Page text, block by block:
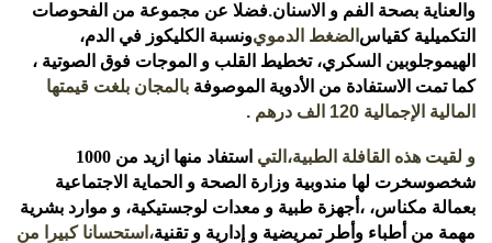
والعناية بصحة الفم و الاسنان.فضلا عن مجموعة من الفحوصات
التكميلية كقياس الضغط الدمويونسبة الكليكوز في الدم،
الهيموجلوبين السكري، تخطيط القلب و الموجات فوق الصوتية ،
كما تمت الاستفادة من الأدوية الموصوفة بالمجان بلغت قيمتها
المالية الإجمالية 120 الف درهم .
و لقيت هذه القافلة الطبية،التي
استفاد منها ازيد من 1000
شخصوسخرت لها مندوبية وزارة الصحة و الحماية الاجتماعية
بعمالة مكناس، ،أجهزة طبية و معدات لوجستيكية، و موارد بشرية
مهمة من أطباء وأطر تمريضية و إدارية و تقنية،استحسانا كبيرا من